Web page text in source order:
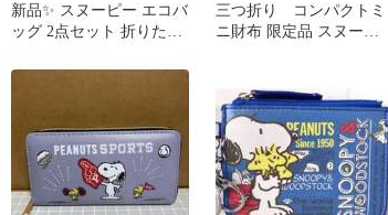
新品✨️ スヌーピー エコバ
ッグ 2点セット 折りたた
三つ折り コンパクトミ
ニ財布 限定品 スヌーピ